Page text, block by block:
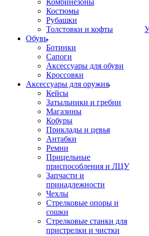
Комбинезоны
Костюмы
Рубашки
Толстовки и кофты
Обувь
Ботинки
Сапоги
Аксессуары для обуви
Кроссовки
Аксессуары для оружия
Кейсы
Затыльники и гребни
Магазины
Кобуры
Приклады и цевья
Антабки
Ремни
Прицельные
приспособления и ЛЦУ
Запчасти и
принадлежности
Чехлы
Стрелковые опоры и
сошки
Стрелковые станки для
пристрелки и чистки